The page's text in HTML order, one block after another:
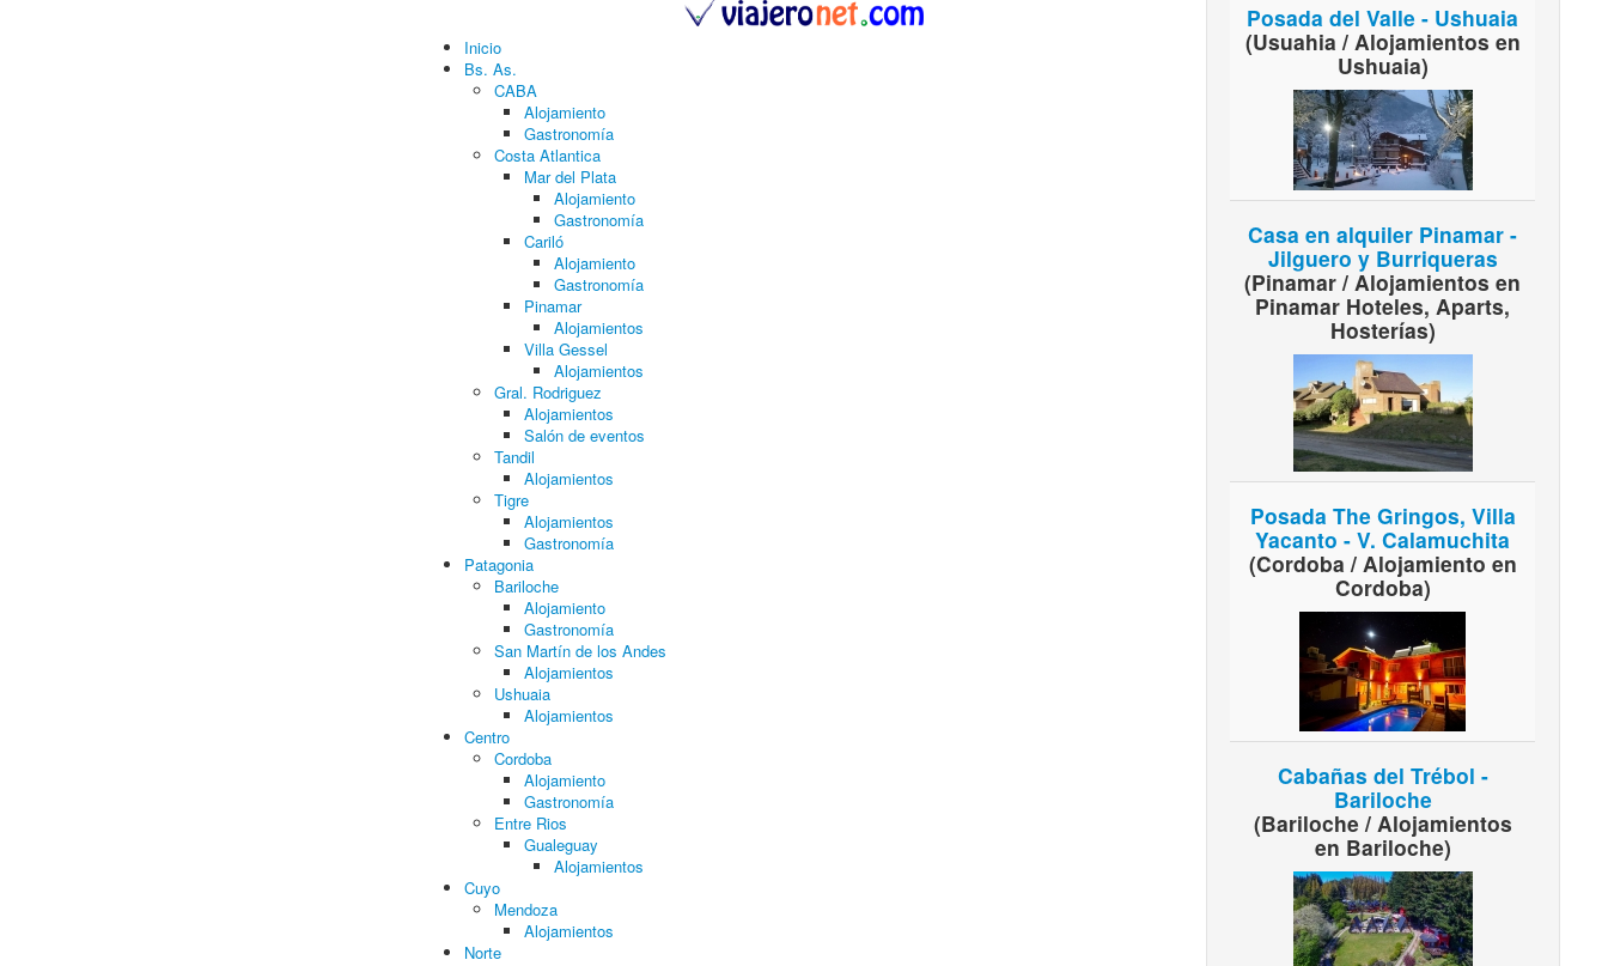
Inicio
Bs. As.
CABA
Alojamiento
Gastronomía
Costa Atlantica
Mar del Plata
Alojamiento
Gastronomía
Cariló
Alojamiento
Gastronomía
Pinamar
Alojamientos
Villa Gessel
Alojamientos
Gral. Rodriguez
Alojamientos
Salón de eventos
Tandil
Alojamientos
Tigre
Alojamientos
Gastronomía
Patagonia
Bariloche
Alojamiento
Gastronomía
San Martín de los Andes
Alojamientos
Ushuaia
Alojamientos
Centro
Cordoba
Alojamiento
Gastronomía
Entre Rios
Gualeguay
Alojamientos
Cuyo
Mendoza
Alojamientos
Norte
Posada del Valle - Ushuaia
(Usuahia / Alojamientos en
Ushuaia)
Casa en alquiler Pinamar -
Jilguero y Burriqueras
(Pinamar / Alojamientos en
Pinamar Hoteles, Aparts,
Hosterías)
Posada The Gringos, Villa
Yacanto - V. Calamuchita
(Cordoba / Alojamiento en
Cordoba)
Cabañas del Trébol -
Bariloche
(Bariloche / Alojamientos
en Bariloche)